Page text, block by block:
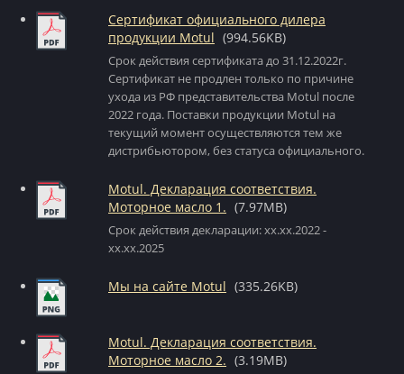
Сертификат официального дилера
продукции Motul (994.56KB)
Срок действия сертификата до 31.12.2022г.
Сертификат не продлен только по причине
ухода из РФ представительства Motul после
2022 года. Поставки продукции Motul на
текущий момент осуществляются тем же
дистрибьютором, без статуса официального.
Motul. Декларация соответствия.
Моторное масло 1. (7.97MB)
Срок действия декларации: xx.xx.2022 -
xx.xx.2025
Мы на сайте Motul (335.26KB)
Motul. Декларация соответствия.
Моторное масло 2. (3.19MB)